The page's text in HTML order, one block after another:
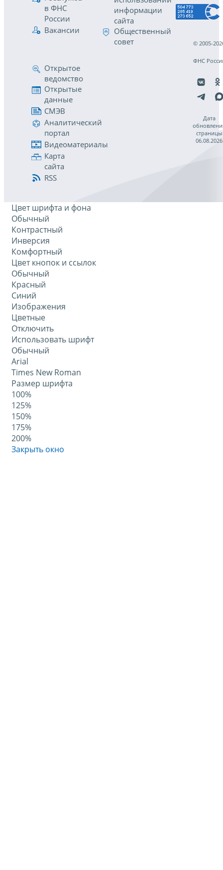
в ФНС
России
Вакансии
информации
сайта
Общественный
совет
Открытое
ведомство
Открытые
данные
СМЭВ
Аналитический
портал
Видеоматериалы
Карта
сайта
RSS
© 2005-
ФНС
Дата
страницы
06.08.2026
Цвет шрифта и фона
Обычный
Контрастный
Инверсия
Комфортный
Цвет кнопок и ссылок
Обычный
Красный
Синий
Изображения
Цветные
Отключить
Использовать шрифт
Обычный
Arial
Times New Roman
Размер шрифта
100%
125%
150%
175%
200%
Закрыть окно